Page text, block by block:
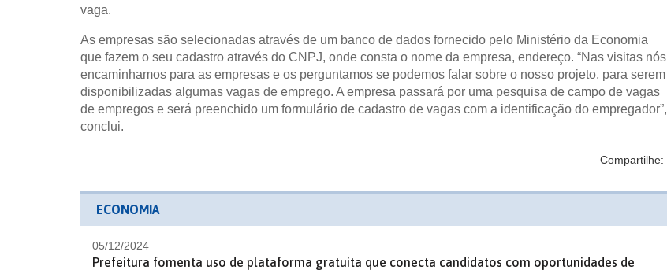
vaga.
As empresas são selecionadas através de um banco de dados fornecido pelo Ministério da Economia
que fazem o seu cadastro através do CNPJ, onde consta o nome da empresa, endereço. “Nas visitas nós
encaminhamos para as empresas e os perguntamos se podemos falar sobre o nosso projeto, para serem
disponibilizadas algumas vagas de emprego. A empresa passará por uma pesquisa de campo de vagas
de empregos e será preenchido um formulário de cadastro de vagas com a identificação do empregador”,
conclui.
Compartilhe:
ECONOMIA
05/12/2024
Prefeitura fomenta uso de plataforma gratuita que conecta candidatos com oportunidades de